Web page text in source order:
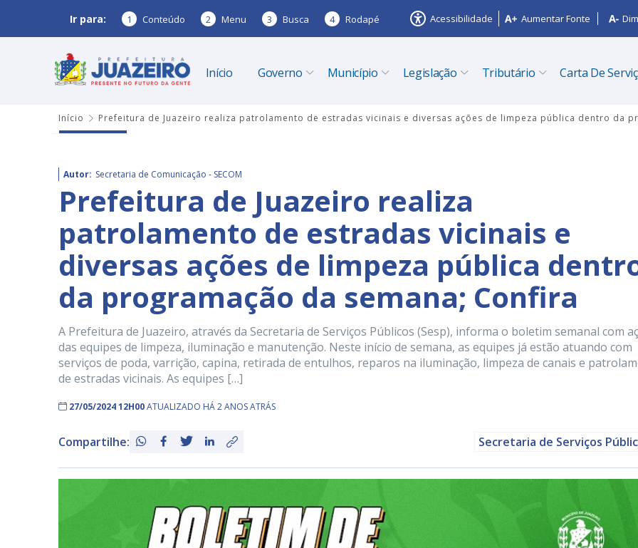
Ir para: 1 Conteúdo 2 Menu 3 Busca 4 Rodapé Acessibilidade Aumentar Fonte
Início Governo Município Legislação Tributário Carta De
Início Prefeitura de Juazeiro realiza patrolamento de estradas vicinais e diversas ações de limpeza pública dentro da
Autor: Secretaria de Comunicação - SECOM
Prefeitura de Juazeiro realiza
patrolamento de estradas vicinais e
diversas ações de limpeza pública
da programação da semana; Confira
A Prefeitura de Juazeiro, através da Secretaria de Serviços Públicos (Sesp), informa o boletim semanal com
das equipes de limpeza, iluminação e manutenção. Neste início de semana, as equipes já estão atuando com
serviços de poda, varrição, capina, retirada de entulhos, reparos na iluminação, limpeza de canais e
de estradas vicinais. As equipes […]
27/05/2024 12H00ATUALIZADO HÁ 2 ANOS ATRÁS
Compartilhe: Secretaria de Serviços